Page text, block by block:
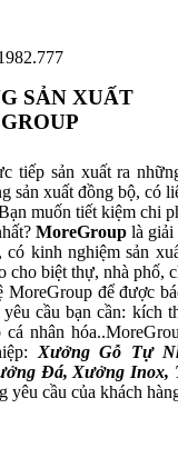
SẢN XUẤT
tiếp sản xuất ra
sản xuất đồng bộ, có
muốn tiết kiệm chi
MoreGroup là giải
kinh nghiệm sản
cho biệt thự, nhà phố,
MoreGroup để được
cầu bạn cần: kích
nhân
Xưởng Gỗ Tự
Đá, Xưởng Inox,
yêu cầu của khách